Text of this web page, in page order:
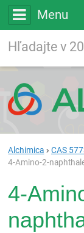
Menu
Alchimica
CAS
4-Amino-2-
4-